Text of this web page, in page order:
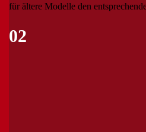
für ältere Modelle den
02